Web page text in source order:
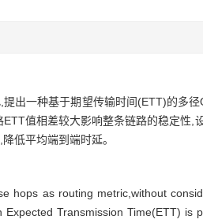
出一种基于期望传输时间(ETT)的多
值相差较大影响整条链路的稳定性,
低平均端到端时延。
hops as routing metric,without
Transmission Time(ETT) is